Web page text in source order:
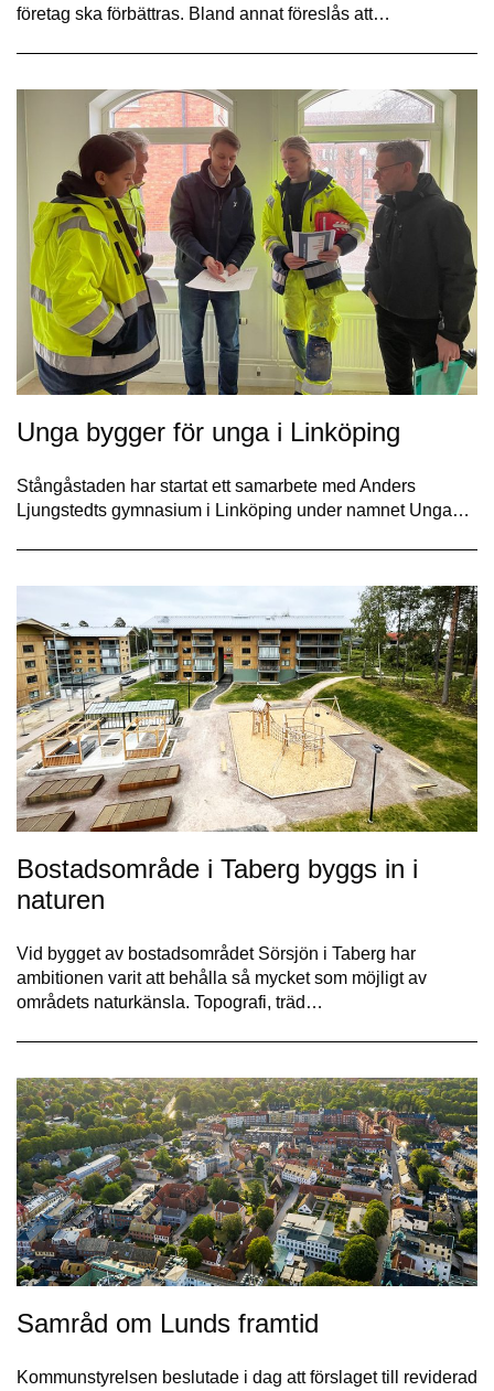
företag ska förbättras. Bland annat föreslås att…
Unga bygger för unga i Linköping
Stångåstaden har startat ett samarbete med Anders
Ljungstedts gymnasium i Linköping under namnet Unga…
Bostadsområde i Taberg byggs in i
naturen
Vid bygget av bostadsområdet Sörsjön i Taberg har
ambitionen varit att behålla så mycket som möjligt av
områdets naturkänsla. Topografi, träd…
Samråd om Lunds framtid
Kommunstyrelsen beslutade i dag att förslaget till reviderad